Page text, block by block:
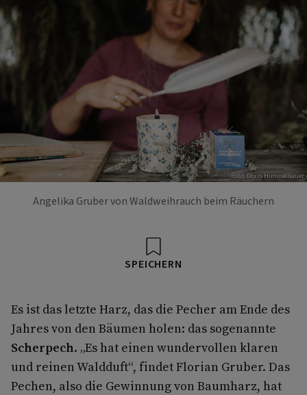
Foto: Doris Himmelbauer
Angelika Gruber von Waldweihrauch beim Räuchern
SPEICHERN
Es ist das letzte Harz, das die Pecher am Ende des
Jahres von den Bäumen holen: das sogenannte
Scherpech. „Es hat einen wundervollen klaren
und reinen Waldduft“, findet Florian Gruber. Das
Pechen, also die Gewinnung von Baumharz, hat